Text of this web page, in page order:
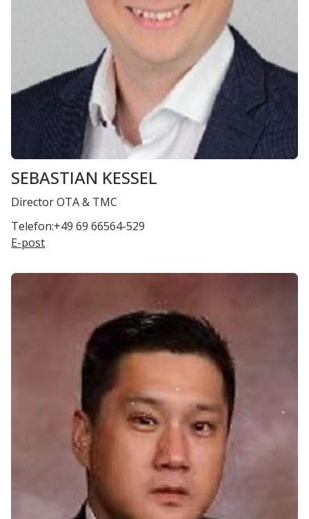
SEBASTIAN KESSEL
Director OTA & TMC
Telefon:+49 69 66564-529
E-post